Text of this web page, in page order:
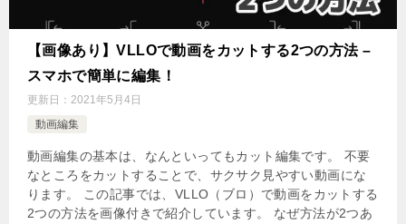
【画像あり】VLLOで動画をカットする2つの方法 –
スマホで簡単に編集！
更新日： 2021年5月4日
動画編集
動画編集の基本は、なんといってもカット編集です。 不要
なところをカットすることで、サクサク見やすい動画にな
ります。 この記事では、VLLO（ブロ）で動画をカットする
2つの方法を画像付きで紹介しています。 なぜ方法が2つあ